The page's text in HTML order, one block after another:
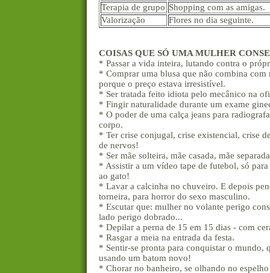
Terapia de grupo Shopping com as amigas.
Valorização
Flores no dia seguinte.
COISAS QUE SÓ UMA MULHER
* Passar a vida inteira, lutando contra o
* Comprar uma blusa que não combina com
porque o preço estava irresistível.
* Ser tratada feito idiota pelo mecânico na
* Fingir naturalidade durante um exame
* O poder de uma calça jeans para
corpo.
* Ter crise conjugal, crise existencial, crise
de nervos!
* Ser mãe solteira, mãe casada, mãe
* Assistir a um vídeo tape de futebol, só
ao gato!
* Lavar a calcinha no chuveiro. E depois
torneira, para horror do sexo masculino.
* Escutar que: mulher no volante perigo
lado perigo dobrado...
* Depilar a perna de 15 em 15 dias - com
* Rasgar a meia na entrada da festa.
* Sentir-se pronta para conquistar o mundo,
usando um batom novo!
* Chorar no banheiro, se olhando no